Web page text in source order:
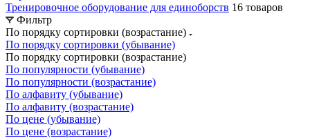
Тренировочное оборудование для единоборств 16 товаров
Фильтр
По порядку сортировки (возрастание)
По порядку сортировки (убывание)
По порядку сортировки (возрастание)
По популярности (убывание)
По популярности (возрастание)
По алфавиту (убывание)
По алфавиту (возрастание)
По цене (убывание)
По цене (возрастание)